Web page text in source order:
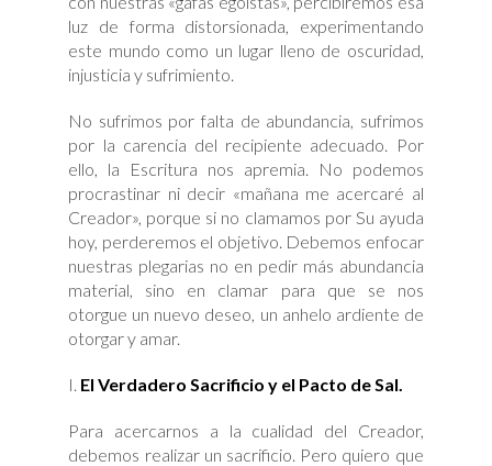
luz de forma distorsionada, experimentando
este mundo como un lugar lleno de oscuridad,
injusticia y sufrimiento.
No sufrimos por falta de abundancia, sufrimos
por la carencia del recipiente adecuado. Por
ello, la Escritura nos apremia. No podemos
procrastinar ni decir «mañana me acercaré al
Creador», porque si no clamamos por Su ayuda
hoy, perderemos el objetivo. Debemos enfocar
nuestras plegarias no en pedir más abundancia
material, sino en clamar para que se nos
otorgue un nuevo deseo, un anhelo ardiente de
otorgar y amar.
El Verdadero Sacrificio y el Pacto de Sal.
Para acercarnos a la cualidad del Creador,
debemos realizar un sacrificio. Pero quiero que